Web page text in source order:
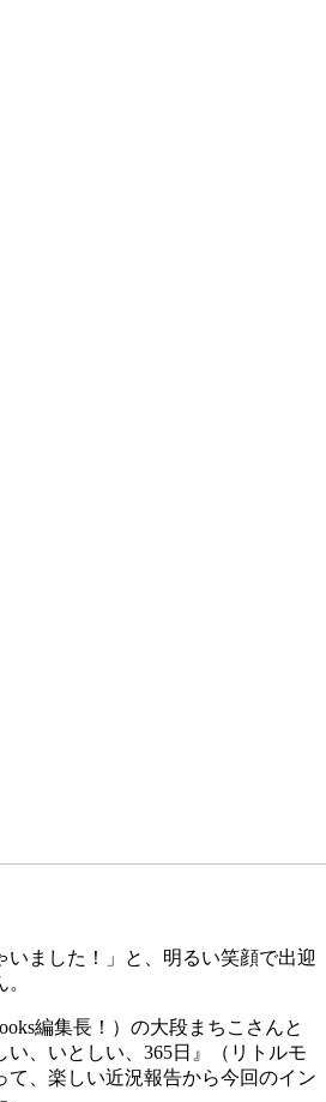
いました！」と、明るい笑顔で出迎
編集長！）の大段まちこさんと
、いとしい、365日』（リトルモ
て、楽しい近況報告から今回のイン